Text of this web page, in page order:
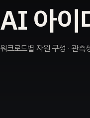
AI 아이
워크로드별 자원 구성 · 관측